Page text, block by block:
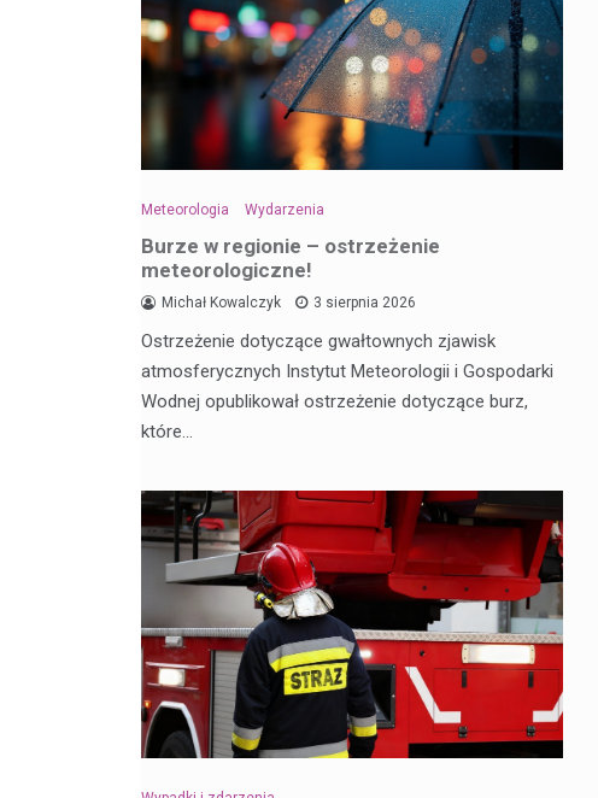
Meteorologia Wydarzenia
Burze w regionie – ostrzeżenie
meteorologiczne!
Michał Kowalczyk 3 sierpnia 2026
Ostrzeżenie dotyczące gwałtownych zjawisk
atmosferycznych Instytut Meteorologii i Gospodarki
Wodnej opublikował ostrzeżenie dotyczące burz,
które…